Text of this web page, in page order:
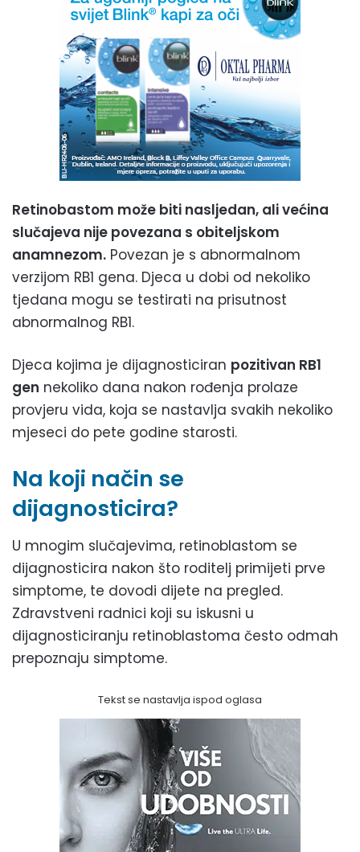
Retinobastom može biti nasljedan, ali većina
slučajeva nije povezana s obiteljskom
anamnezom. Povezan je s abnormalnom
verzijom RB1 gena. Djeca u dobi od nekoliko
tjedana mogu se testirati na prisutnost
abnormalnog RB1.
Djeca kojima je dijagnosticiran pozitivan RB1
gen nekoliko dana nakon rođenja prolaze
provjeru vida, koja se nastavlja svakih nekoliko
mjeseci do pete godine starosti.
Na koji način se
dijagnosticira?
U mnogim slučajevima, retinoblastom se
dijagnosticira nakon što roditelj primijeti prve
simptome, te dovodi dijete na pregled.
Zdravstveni radnici koji su iskusni u
dijagnosticiranju retinoblastoma često odmah
prepoznaju simptome.
Tekst se nastavlja ispod oglasa